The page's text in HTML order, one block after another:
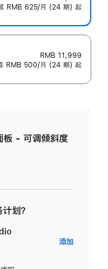
RMB 625/月 (24 期) 起
RMB 11,999
RMB 500/月 (24 期) 起
- 可调倾斜度
划？
添加